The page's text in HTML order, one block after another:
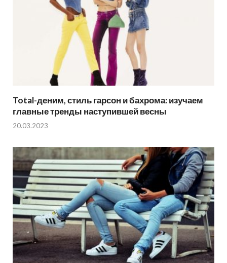
Total-деним, стиль гарсон и бахрома: изучаем
главные тренды наступившей весны
20.03.2023